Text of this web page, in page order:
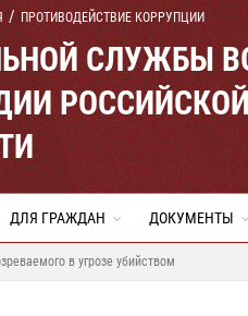
ПРОТИВОДЕЙСТВИЕ КОРРУПЦИИ
СЛУЖБЫ
ДЛЯ ГРАЖДАН ДОКУМЕНТЫ
в угрозе убийством